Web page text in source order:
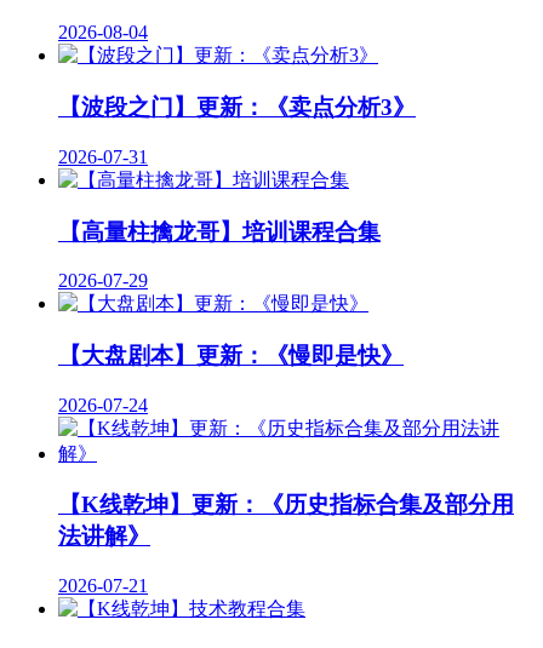
2026-08-04
【波段之门】更新：《卖点分析3》
2026-07-31
【高量柱擒龙哥】培训课程合集
2026-07-29
【大盘剧本】更新：《慢即是快》
2026-07-24
【K线乾坤】更新：《历史指标合集及部分用
法讲解》
2026-07-21